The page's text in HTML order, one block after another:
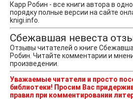
Карр Робин - все книги автора в
порядку полные версии на сайте
knigi.info.
Сбежавшая невеста
Отзывы читателей о книге
Робин. Читайте комментарии и
произведении.
Уважаемые читатели и просто
библиотеки! Просим Вас
правил при комментировании